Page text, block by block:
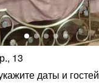
13
даты и гостей